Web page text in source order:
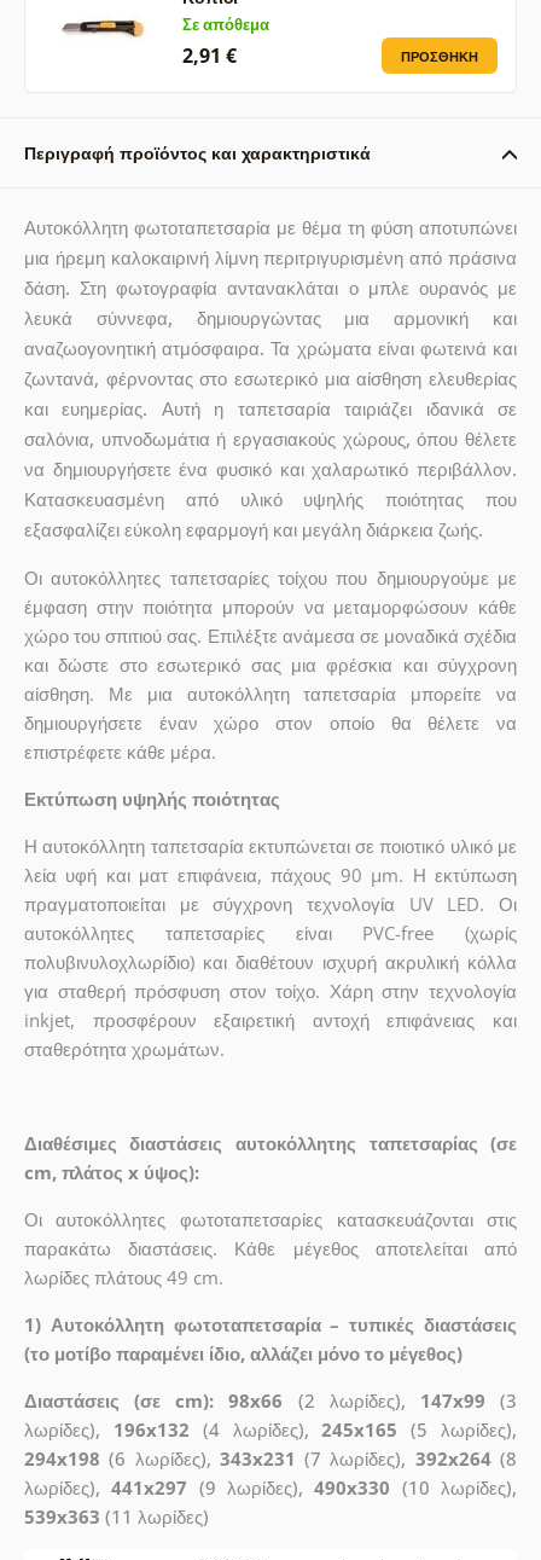
Σε απόθεμα
2,91 € ΠΡΟΣΘΉΚΗ
Περιγραφή προϊόντος και χαρακτηριστικά
Αυτοκόλλητη φωτοταπετσαρία με θέμα τη φύση αποτυπώνει
μια ήρεμη καλοκαιρινή λίμνη περιτριγυρισμένη από πράσινα
δάση. Στη φωτογραφία αντανακλάται ο μπλε ουρανός με
λευκά σύννεφα, δημιουργώντας μια αρμονική και
αναζωογονητική ατμόσφαιρα. Τα χρώματα είναι φωτεινά και
ζωντανά, φέρνοντας στο εσωτερικό μια αίσθηση ελευθερίας
και ευημερίας. Αυτή η ταπετσαρία ταιριάζει ιδανικά σε
σαλόνια, υπνοδωμάτια ή εργασιακούς χώρους, όπου θέλετε
να δημιουργήσετε ένα φυσικό και χαλαρωτικό περιβάλλον.
Κατασκευασμένη από υλικό υψηλής ποιότητας που
εξασφαλίζει εύκολη εφαρμογή και μεγάλη διάρκεια ζωής.
Οι αυτοκόλλητες ταπετσαρίες τοίχου που δημιουργούμε με
έμφαση στην ποιότητα μπορούν να μεταμορφώσουν κάθε
χώρο του σπιτιού σας. Επιλέξτε ανάμεσα σε μοναδικά σχέδια
και δώστε στο εσωτερικό σας μια φρέσκια και σύγχρονη
αίσθηση. Με μια αυτοκόλλητη ταπετσαρία μπορείτε να
δημιουργήσετε έναν χώρο στον οποίο θα θέλετε να
επιστρέφετε κάθε μέρα.
Εκτύπωση υψηλής ποιότητας
Η αυτοκόλλητη ταπετσαρία εκτυπώνεται σε ποιοτικό υλικό με
λεία υφή και ματ επιφάνεια, πάχους 90 µm. Η εκτύπωση
πραγματοποιείται με σύγχρονη τεχνολογία UV LED. Οι
αυτοκόλλητες ταπετσαρίες είναι PVC-free (χωρίς
πολυβινυλοχλωρίδιο) και διαθέτουν ισχυρή ακρυλική κόλλα
για σταθερή πρόσφυση στον τοίχο. Χάρη στην τεχνολογία
inkjet, προσφέρουν εξαιρετική αντοχή επιφάνειας και
σταθερότητα χρωμάτων.
Διαθέσιμες διαστάσεις αυτοκόλλητης ταπετσαρίας (σε
cm, πλάτος x ύψος):
Οι αυτοκόλλητες φωτοταπετσαρίες κατασκευάζονται στις
παρακάτω διαστάσεις. Κάθε μέγεθος αποτελείται από
λωρίδες πλάτους 49 cm.
1) Αυτοκόλλητη φωτοταπετσαρία – τυπικές διαστάσεις
(το μοτίβο παραμένει ίδιο, αλλάζει μόνο το μέγεθος)
Διαστάσεις (σε cm): 98x66 (2 λωρίδες), 147x99 (3
λωρίδες), 196x132 (4 λωρίδες),245x165 (5 λωρίδες),
294x198 (6 λωρίδες), 343x231 (7 λωρίδες), 392x264(8
λωρίδες),441x297 (9 λωρίδες),490x330 (10 λωρίδες),
539x363 (11 λωρίδες)